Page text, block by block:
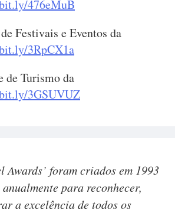
476eMuB
Festivais e Eventos da
3RpCX1a
de Turismo da
3GSUVUZ
Awards’ foram criados em 1993
para reconhecer,
a excelência de todos os